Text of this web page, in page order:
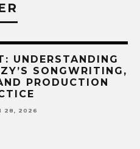
UNDERSTANDING
SONGWRITING,
PRODUCTION
28, 2026